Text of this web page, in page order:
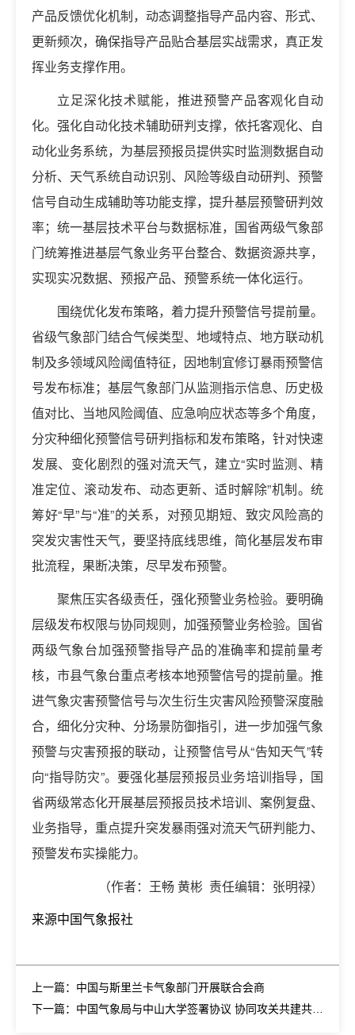
产品反馈优化机制，动态调整指导产品内容、形式、
更新频次，确保指导产品贴合基层实战需求，真正发
挥业务支撑作用。
立足深化技术赋能，推进预警产品客观化自动
化。强化自动化技术辅助研判支撑，依托客观化、自
动化业务系统，为基层预报员提供实时监测数据自动
分析、天气系统自动识别、风险等级自动研判、预警
信号自动生成辅助等功能支撑，提升基层预警研判效
率；统一基层技术平台与数据标准，国省两级气象部
门统筹推进基层气象业务平台整合、数据资源共享，
实现实况数据、预报产品、预警系统一体化运行。
围绕优化发布策略，着力提升预警信号提前量。
省级气象部门结合气候类型、地域特点、地方联动机
制及多领域风险阈值特征，因地制宜修订暴雨预警信
号发布标准；基层气象部门从监测指示信息、历史极
值对比、当地风险阈值、应急响应状态等多个角度，
分灾种细化预警信号研判指标和发布策略，针对快速
发展、变化剧烈的强对流天气，建立“实时监测、精
准定位、滚动发布、动态更新、适时解除”机制。统
筹好“早”与“准”的关系，对预见期短、致灾风险高的
突发灾害性天气，要坚持底线思维，简化基层发布审
批流程，果断决策，尽早发布预警。
聚焦压实各级责任，强化预警业务检验。要明确
层级发布权限与协同规则，加强预警业务检验。国省
两级气象台加强预警指导产品的准确率和提前量考
核，市县气象台重点考核本地预警信号的提前量。推
进气象灾害预警信号与次生衍生灾害风险预警深度融
合，细化分灾种、分场景防御指引，进一步加强气象
预警与灾害预报的联动，让预警信号从“告知天气”转
向“指导防灾”。要强化基层预报员业务培训指导，国
省两级常态化开展基层预报员技术培训、案例复盘、
业务指导，重点提升突发暴雨强对流天气研判能力、
预警发布实操能力。
（作者：王畅 黄彬 责任编辑：张明禄）
来源中国气象报社
上一篇：中国与斯里兰卡气象部门开展联合会商